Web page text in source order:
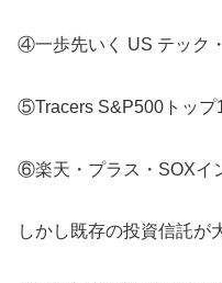
④一歩先いく US テック
⑤Tracers S&P500トップ
⑥楽天・プラス・SOXイ
しかし既存の投資信託が